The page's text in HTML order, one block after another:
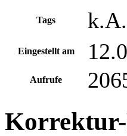
Tags k.A.
Eingestellt am
Aufrufe